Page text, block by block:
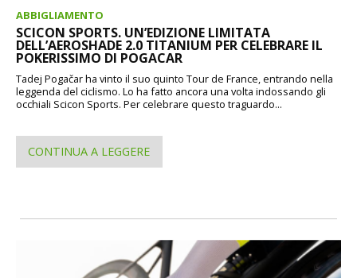
ABBIGLIAMENTO
SCICON SPORTS. UN’EDIZIONE LIMITATA
DELL’AEROSHADE 2.0 TITANIUM PER CELEBRARE IL
POKERISSIMO DI POGACAR
Tadej Pogačar ha vinto il suo quinto Tour de France, entrando nella
leggenda del ciclismo. Lo ha fatto ancora una volta indossando gli
occhiali Scicon Sports. Per celebrare questo traguardo...
CONTINUA A LEGGERE